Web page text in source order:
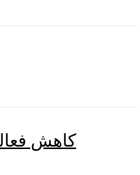
کاهش